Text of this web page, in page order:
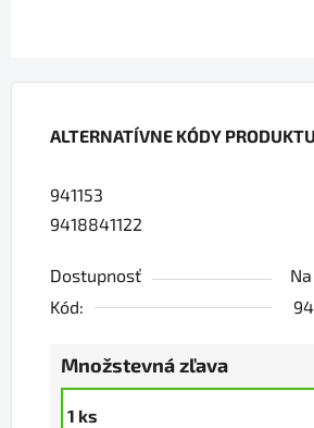
ALTERNATÍVNE KÓDY
941153
9418841122
Dostupnosť
Kód:
Množstevná zľava
1 ks